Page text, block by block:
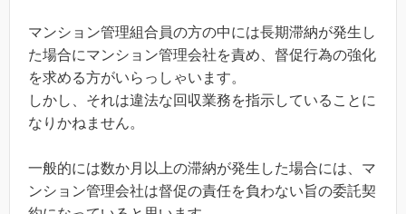
マンション管理組合員の方の中には長期滞納が発生し
た場合にマンション管理会社を責め、督促行為の強化
を求める方がいらっしゃいます。
しかし、それは違法な回収業務を指示していることに
なりかねません。
一般的には数か月以上の滞納が発生した場合には、マ
ンション管理会社は督促の責任を負わない旨の委託契